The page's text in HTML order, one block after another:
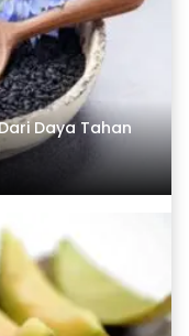
Daya Tahan